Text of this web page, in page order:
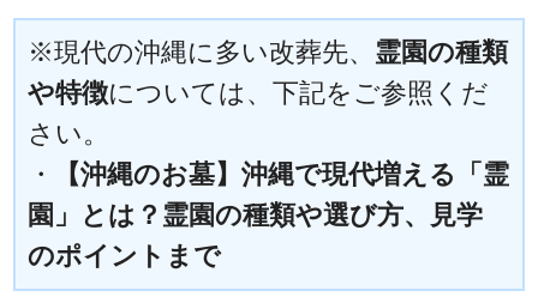
※現代の沖縄に多い改葬先、 霊園の種類
や特徴については、下記をご参照くだ
さい。
・
【沖縄のお墓】沖縄で現代増える「霊
園」とは？霊園の種類や選び方、見学
のポイントまで